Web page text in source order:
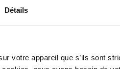
Détails
votre appareil que s’ils sont
peut-être